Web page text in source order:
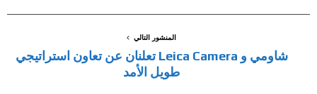
المنشور التالي
شاومي و Leica Camera تعلنان عن تعاون استراتيجي
طويل الأمد